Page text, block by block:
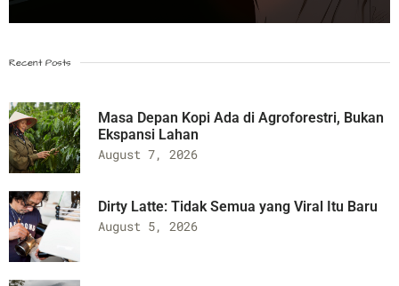
Recent Posts
Masa Depan Kopi Ada di Agroforestri, Bukan
Ekspansi Lahan
August 7, 2026
Dirty Latte: Tidak Semua yang Viral Itu Baru
August 5, 2026